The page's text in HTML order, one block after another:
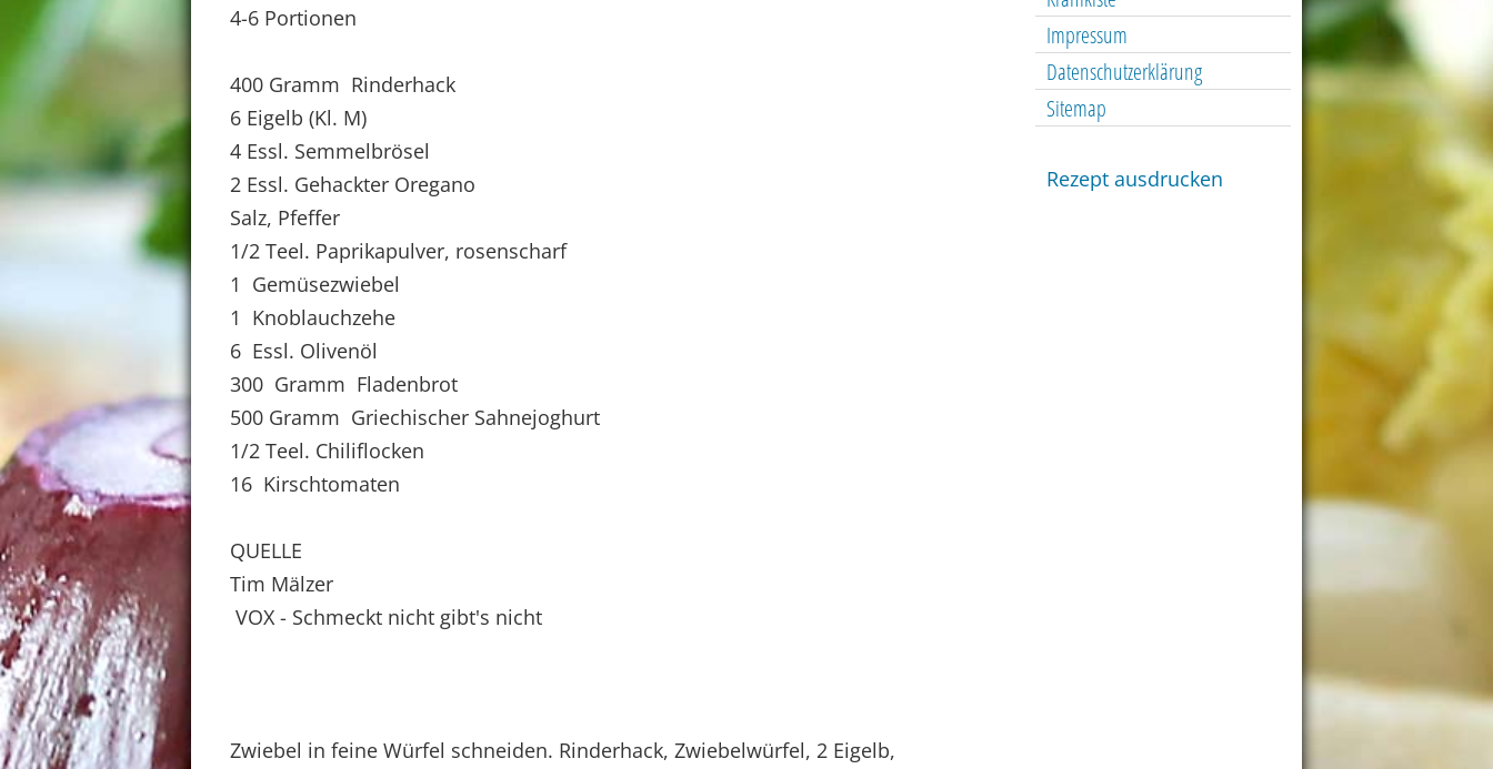
Impressum
Datenschutzerklärung
Sitemap
Rezept ausdrucken
4-6 Portionen
400 Gramm Rinderhack
6 Eigelb (Kl. M)
4 Essl. Semmelbrösel
2 Essl. Gehackter Oregano
Salz, Pfeffer
1/2 Teel. Paprikapulver, rosenscharf
1 Gemüsezwiebel
1 Knoblauchzehe
6 Essl. Olivenöl
300 Gramm Fladenbrot
500 Gramm Griechischer Sahnejoghurt
1/2 Teel. Chiliflocken
16 Kirschtomaten
QUELLE
Tim Mälzer
VOX - Schmeckt nicht gibt's nicht
Zwiebel in feine Würfel schneiden. Rinderhack, Zwiebelwürfel, 2 Eigelb,